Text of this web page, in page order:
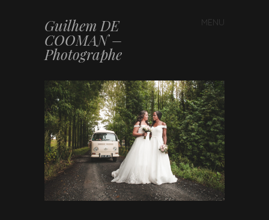
Guilhem DE
COOMAN –
Photographe
MENU
Skip to content